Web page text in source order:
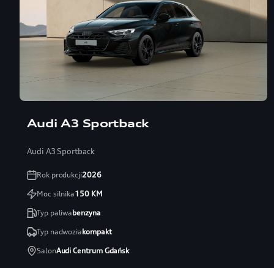
Audi A3 Sportback
Audi A3 Sportback
Rok produkcji2026
Moc silnika150KM
Typ paliwabenzyna
Typ nadwoziakompakt
SalonAudi Centrum Gdańsk